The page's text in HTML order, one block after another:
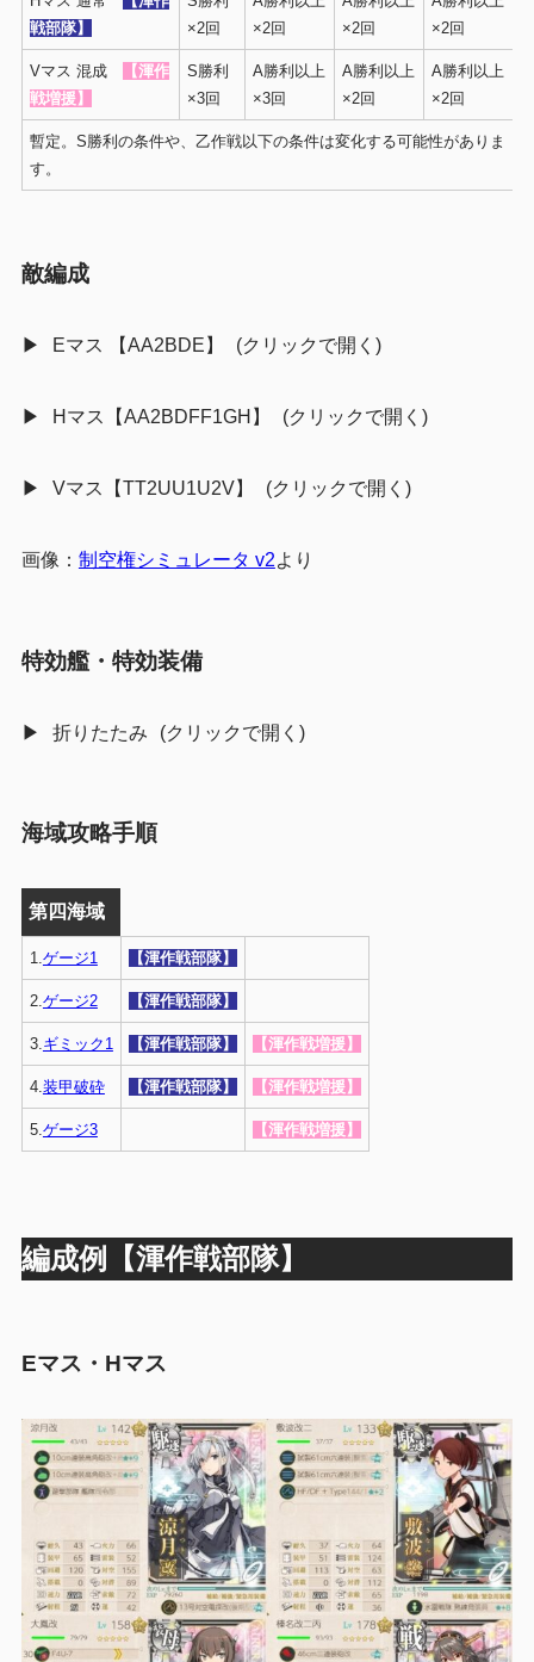
戦部隊】
×2回
×2回
×2回
×2回
Vマス 混成
【渾作
戦増援】
S勝利
×3回
A勝利以上
×3回
A勝利以上
×2回
A勝利以上
×2回
暫定。S勝利の条件や、乙作戦以下の条件は変化する可能性がありま
す。
敵編成
Eマス 【AA2BDE】
Hマス【AA2BDFF1GH】
Vマス【TT2UU1U2V】
画像： 制空権シミュレータ v2より
特効艦・特効装備
折りたたみ
海域攻略手順
第四海域
1. ゲージ1 【渾作戦部隊】
2. ゲージ2 【渾作戦部隊】
3. ギミック1 【渾作戦部隊】 【渾作戦増援】
4. 装甲破砕 【渾作戦部隊】 【渾作戦増援】
5. ゲージ3 【渾作戦増援】
編成例【渾作戦部隊】
Eマス・Hマス